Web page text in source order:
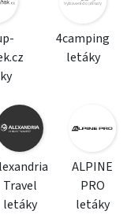
4camping
letáky
Travel
letáky
ALPINE
PRO
letáky